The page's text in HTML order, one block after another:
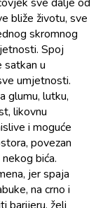
bliže životu, sve
skromnog
Spoj
satkan u
umjetnosti.
glumu, lutku,
likovnu
i moguće
povezan
bića.
jer spaja
na crno i
barijeru, želi